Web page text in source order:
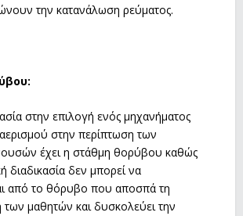
την κατανάλωση ρεύματος.
στην επιλογή ενός μηχανήματος
στην περίπτωση των
έχει η στάθμη θορύβου καθώς
διαδικασία δεν μπορεί να
από το θόρυβο που αποσπά τη
μαθητών και δυσκολεύει την